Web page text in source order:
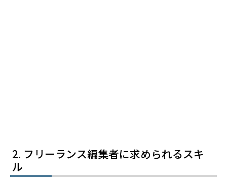
フリーランス編集者に求められるスキ
ル